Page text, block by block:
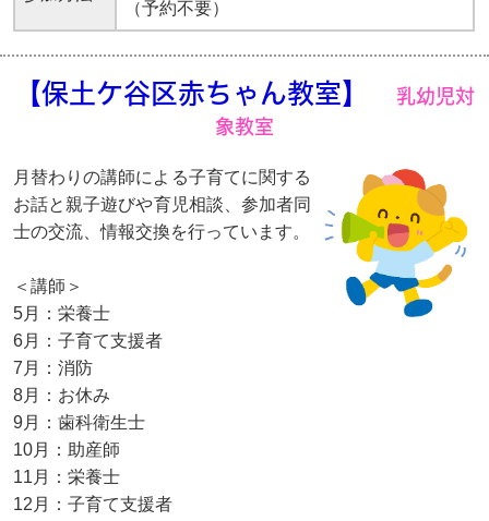
（予約不要）
【保土ケ谷区赤ちゃん教室】
乳幼児対
象教室
月替わりの講師による子育てに関する
お話と親子遊びや育児相談、参加者同
士の交流、情報交換を行っています。
＜講師＞
5月：栄養士
6月：子育て支援者
7月：消防
8月：お休み
9月：歯科衛生士
10月：助産師
11月：栄養士
12月：子育て支援者